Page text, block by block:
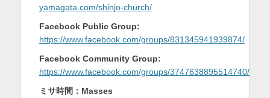
yamagata.com/shinjo-church/
Facebook Public Group:
https://www.facebook.com/groups/831345941939874/
Facebook Community Group:
https://www.facebook.com/groups/3747638895514740/
ミサ時間：Masses